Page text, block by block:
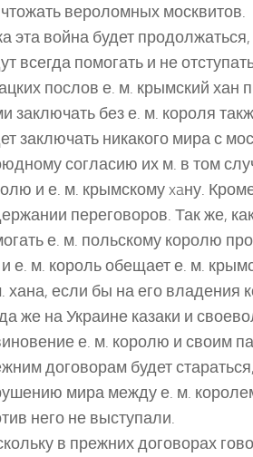
вероломных москвитов.
эта война будет
всегда помогать и не
послов е. м. крымский хан
заключать без е. м. короля
заключать никакого мира с
согласию их м. в том
и е. м. крымскому xaну.
переговоров. Так же,
е. м. польскому королю
и е. м. король обещает е. м.
хана, если бы на его владения
же на Украине казаки и
е. м. королю и своим
договорам будет
мира между е. м.
него не выступали.
в прежних договорах